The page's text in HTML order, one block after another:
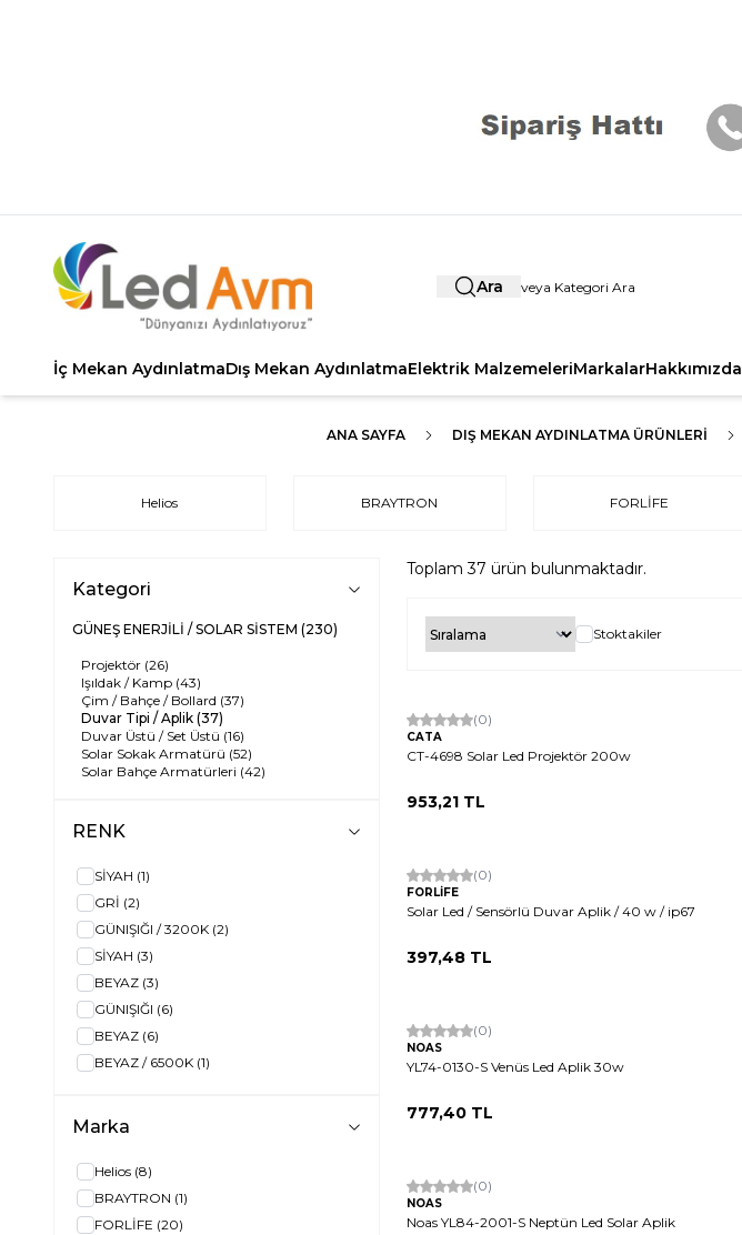
Ara
İç Mekan AydınlatmaDış Mekan AydınlatmaElektrik MalzemeleriMarkalarHakkımızda
ANA SAYFA DIŞ MEKAN AYDINLATMA ÜRÜNLERI
Helios BRAYTRON FORLİFE
Kategori
GÜNEŞ ENERJİLİ / SOLAR SİSTEM (230)
Projektör (26)
Işıldak / Kamp (43)
Çim / Bahçe / Bollard (37)
Duvar Tipi / Aplik (37)
Duvar Üstü / Set Üstü (16)
Solar Sokak Armatürü (52)
Solar Bahçe Armatürleri (42)
RENK
SİYAH (1)
GRİ (2)
GÜNIŞIĞI / 3200K (2)
SİYAH (3)
BEYAZ (3)
GÜNIŞIĞI (6)
BEYAZ (6)
BEYAZ / 6500K (1)
Marka
Helios (8)
BRAYTRON (1)
FORLİFE (20)
Toplam37 ürün bulunmaktadır.
Stoktakiler
(0)
CATA
CT-4698 Solar Led Projektör 200w
953,21 TL
(0)
FORLİFE
Solar Led / Sensörlü Duvar Aplik / 40 w / ip67
397,48 TL
(0)
NOAS
YL74-0130-S Venüs Led Aplik 30w
777,40 TL
(0)
NOAS
Noas YL84-2001-S Neptün Led Solar Aplik